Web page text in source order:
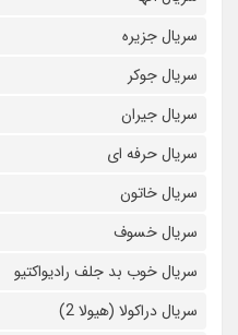
سریال جزیره
سریال جوکر
سریال جیران
سریال حرفه ای
سریال خاتون
سریال خسوف
سریال خوب بد جلف رادیواکتیو
سریال دراکولا (هیولا 2)